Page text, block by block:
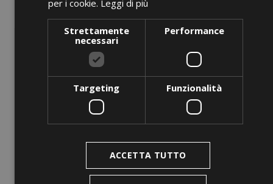
BC I-Flex 3 Built-In
0,00 €Prezzo
AGGIUNGI AL CARRELLO
favorite_border
per i cookie. Leggi di più
Strettamente
necessari
Performance
Targeting Funzionalità
ACCETTA TUTTO